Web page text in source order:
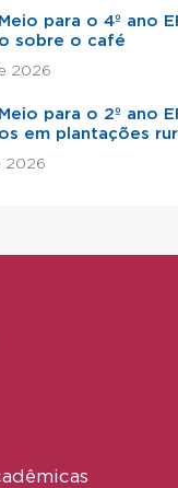
para o 4º ano
sobre o café
2026
para o 2º ano
em plantações
2026